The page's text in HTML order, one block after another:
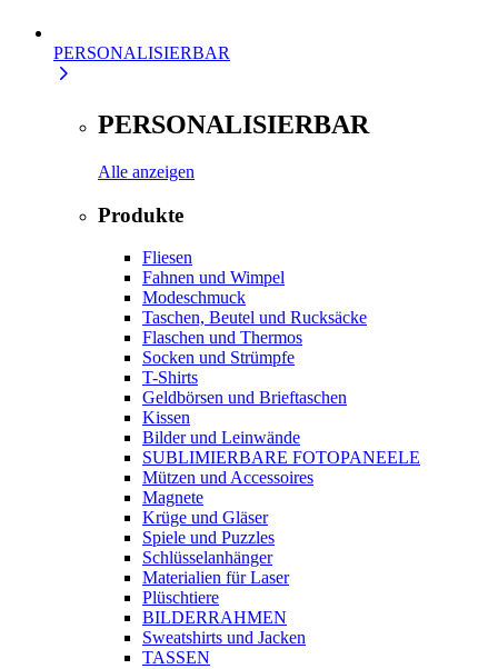
PERSONALISIERBAR
PERSONALISIERBAR
Alle anzeigen
Produkte
Fliesen
Fahnen und Wimpel
Modeschmuck
Taschen, Beutel und Rucksäcke
Flaschen und Thermos
Socken und Strümpfe
T-Shirts
Geldbörsen und Brieftaschen
Kissen
Bilder und Leinwände
SUBLIMIERBARE FOTOPANEELE
Mützen und Accessoires
Magnete
Krüge und Gläser
Spiele und Puzzles
Schlüsselanhänger
Materialien für Laser
Plüschtiere
BILDERRAHMEN
Sweatshirts und Jacken
TASSEN